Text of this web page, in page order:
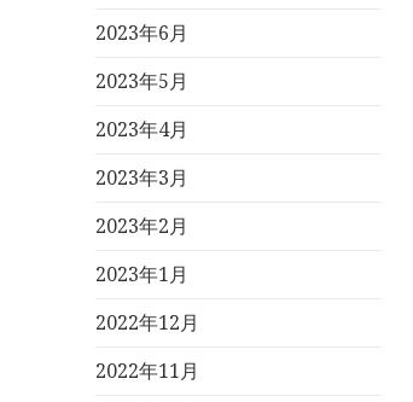
2023年6月
2023年5月
2023年4月
2023年3月
2023年2月
2023年1月
2022年12月
2022年11月